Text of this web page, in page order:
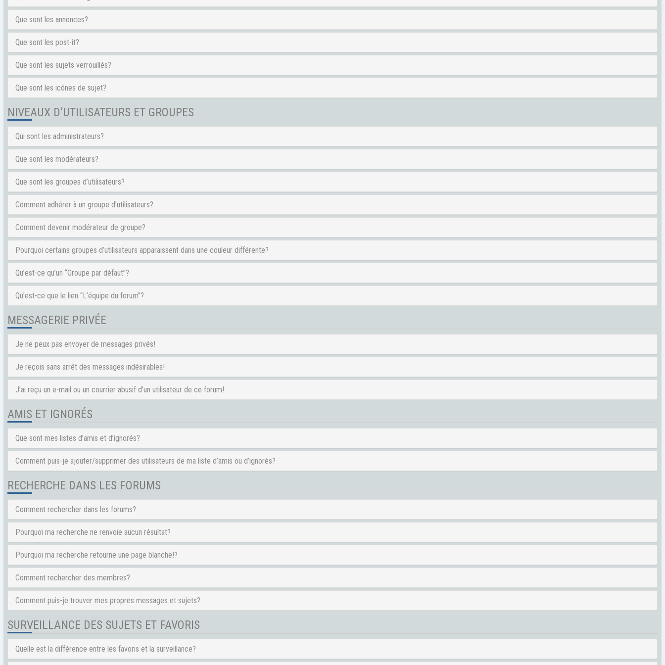
Que sont les annonces?
Que sont les post-it?
Que sont les sujets verrouillés?
Que sont les icônes de sujet?
NIVEAUX D’UTILISATEURS ET GROUPES
Qui sont les administrateurs?
Que sont les modérateurs?
Que sont les groupes d’utilisateurs?
Comment adhérer à un groupe d’utilisateurs?
Comment devenir modérateur de groupe?
Pourquoi certains groupes d’utilisateurs apparaissent dans une couleur différente?
Qu’est-ce qu’un “Groupe par défaut”?
Qu’est-ce que le lien “L’équipe du forum”?
MESSAGERIE PRIVÉE
Je ne peux pas envoyer de messages privés!
Je reçois sans arrêt des messages indésirables!
J’ai reçu un e-mail ou un courrier abusif d’un utilisateur de ce forum!
AMIS ET IGNORÉS
Que sont mes listes d’amis et d’ignorés?
Comment puis-je ajouter/supprimer des utilisateurs de ma liste d’amis ou d’ignorés?
RECHERCHE DANS LES FORUMS
Comment rechercher dans les forums?
Pourquoi ma recherche ne renvoie aucun résultat?
Pourquoi ma recherche retourne une page blanche!?
Comment rechercher des membres?
Comment puis-je trouver mes propres messages et sujets?
SURVEILLANCE DES SUJETS ET FAVORIS
Quelle est la différence entre les favoris et la surveillance?